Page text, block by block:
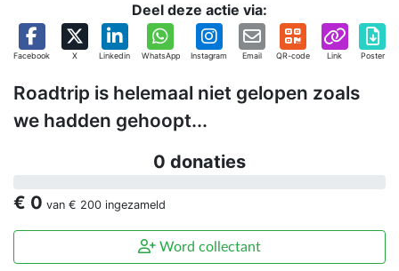
Deel deze actie via:
Facebook X Linkedin WhatsApp Instagram Email QR-code Link Poster
Roadtrip is helemaal niet gelopen zoals
we hadden gehoopt...
0 donaties
€ 0 van € 200 ingezameld
Word collectant